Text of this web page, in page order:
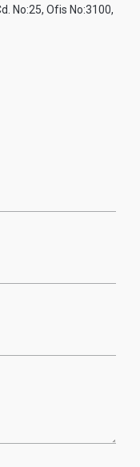
No:25, Ofis No:3100,